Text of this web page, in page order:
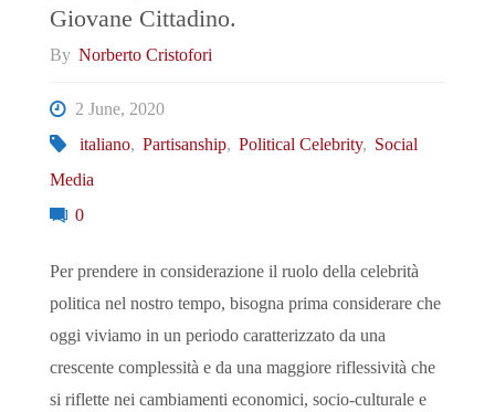
Giovane Cittadino.
By Norberto Cristofori
2 June, 2020
italiano, Partisanship, Political Celebrity, Social
Media
0
Per prendere in considerazione il ruolo della celebrità
politica nel nostro tempo, bisogna prima considerare che
oggi viviamo in un periodo caratterizzato da una
crescente complessità e da una maggiore riflessività che
si riflette nei cambiamenti economici, socio-culturale e